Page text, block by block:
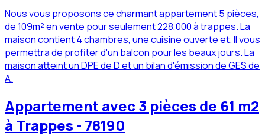
Nous vous proposons ce charmant appartement 5 pièces,
de 109m² en vente pour seulement 228,000 à trappes. La
maison contient 4 chambres, une cuisine ouverte et. Il vous
permettra de profiter d'un balcon pour les beaux jours. La
maison atteint un DPE de D et un bilan d'émission de GES de
A.
Appartement avec 3 pièces de 61 m2
à Trappes - 78190